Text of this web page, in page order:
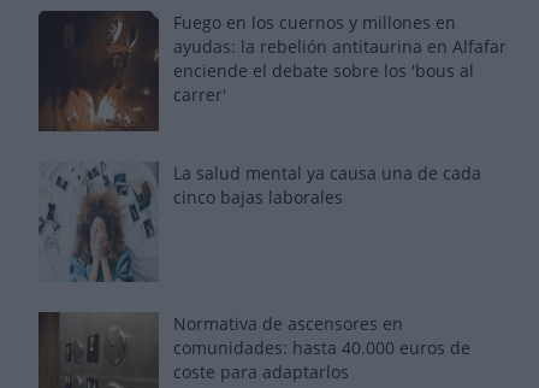
Fuego en los cuernos y millones en
ayudas: la rebelión antitaurina en Alfafar
enciende el debate sobre los 'bous al
carrer'
La salud mental ya causa una de cada
cinco bajas laborales
Normativa de ascensores en
comunidades: hasta 40.000 euros de
coste para adaptarlos